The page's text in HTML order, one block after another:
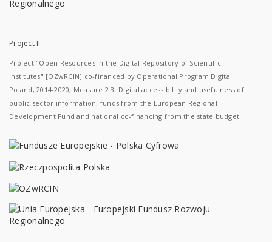
Project II
Project "Open Resources in the Digital Repository of Scientific
Institutes" [OZwRCIN] co-financed by Operational Program Digital
Poland, 2014-2020, Measure 2.3: Digital accessibility and usefulness of
public sector information; funds from the European Regional
Development Fund and national co-financing from the state budget.